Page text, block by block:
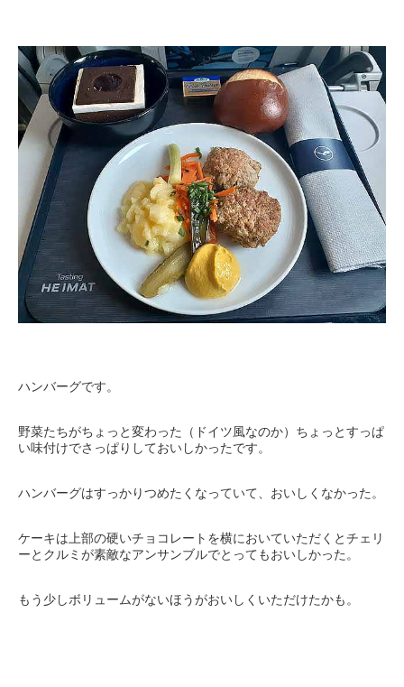
ハンバーグです。
野菜たちがちょっと変わった（ドイツ風なのか）ちょっとすっぱ
い味付けでさっぱりしておいしかったです。
ハンバーグはすっかりつめたくなっていて、おいしくなかった。
ケーキは上部の硬いチョコレートを横においていただくとチェリ
ーとクルミが素敵なアンサンブルでとってもおいしかった。
もう少しボリュームがないほうがおいしくいただけたかも。